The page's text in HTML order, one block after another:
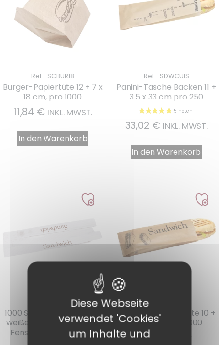
Ref. : SCBUR18
Burger-Papiertüte 12 + 7 x
18 cm, pro 1000
11,84 € INKL. MWST.
In den Warenkorb
Ref. : SDWCUIS
Panini-Tasche Backen 11 +
3.5 x 33 cm pro 250
33,02 € INKL. MWST.
In den Warenkorb
Ref. : SDWKFF
1000 Sandwichbeutel aus
weißem Kraftpapier mit
Fenster 10 + 4 x 36 cm
Ref. : SDW35
Kraft-Sandwich-Tüte 10 +
5 x 34 cm pro 1000
Diese Webseite
verwendet 'Cookies'
um Inhalte und